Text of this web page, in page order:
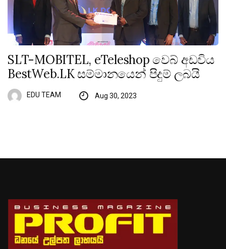
SLT-MOBITEL, eTeleshop වෙබ් අඩවිය
BestWeb.LK සම්මානයෙන් පිදුම් ලබයි
EDU TEAM Aug 30, 2023